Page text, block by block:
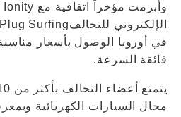
فائقة السرعة.
مجال السيارات الكهربائية